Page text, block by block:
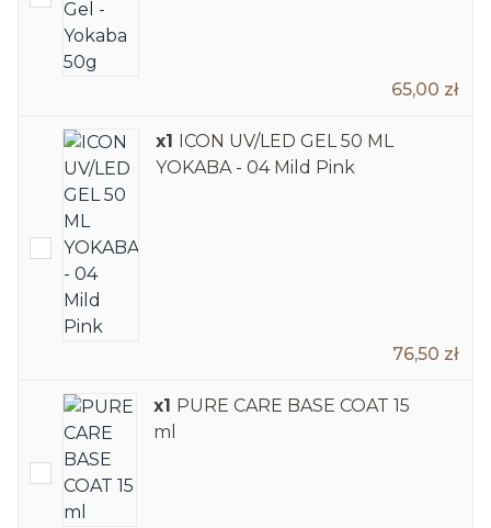
65,00 zł
x1 ICON UV/LED GEL 50 ML
YOKABA - 04 Mild Pink
76,50 zł
x1 PURE CARE BASE COAT 15
ml